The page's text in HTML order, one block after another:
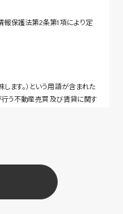
報保護法第2条第1項により定
ます。）という用語が含まれた
行う不動産売買及び賃貸に関す
約等」といいます。）に違反す